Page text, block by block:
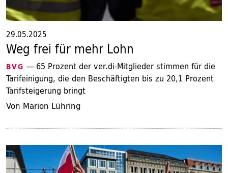
29.05.2025
Weg frei für mehr Lohn
BVG — 65 Prozent der ver.di-Mitglieder stimmen für die
Tarifeinigung, die den Beschäftigten bis zu 20,1 Prozent
Tarifsteigerung bringt
Von Marion Lühring